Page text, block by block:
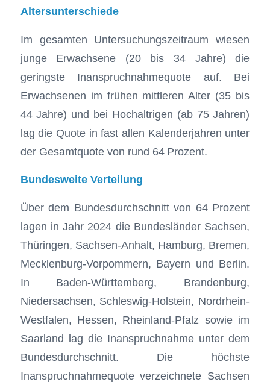
Altersunterschiede
Im gesamten Untersuchungszeitraum wiesen
junge Erwachsene (20 bis 34 Jahre) die
geringste Inanspruchnahmequote auf. Bei
Erwachsenen im frühen mittleren Alter (35 bis
44 Jahre) und bei Hochaltrigen (ab 75 Jahren)
lag die Quote in fast allen Kalenderjahren unter
der Gesamtquote von rund 64 Prozent.
Bundesweite Verteilung
Über dem Bundesdurchschnitt von 64 Prozent
lagen in Jahr 2024 die Bundesländer Sachsen,
Thüringen, Sachsen-Anhalt, Hamburg, Bremen,
Mecklenburg-Vorpommern, Bayern und Berlin.
In Baden-Württemberg, Brandenburg,
Niedersachsen, Schleswig-Holstein, Nordrhein-
Westfalen, Hessen, Rheinland-Pfalz sowie im
Saarland lag die Inanspruchnahme unter dem
Bundesdurchschnitt. Die höchste
Inanspruchnahmequote verzeichnete Sachsen